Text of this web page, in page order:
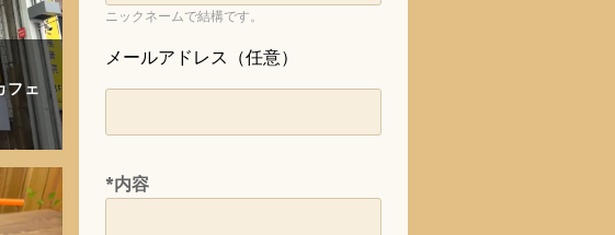
フェ
ニックネームで結構です。
メールアドレス（任意）
*内容